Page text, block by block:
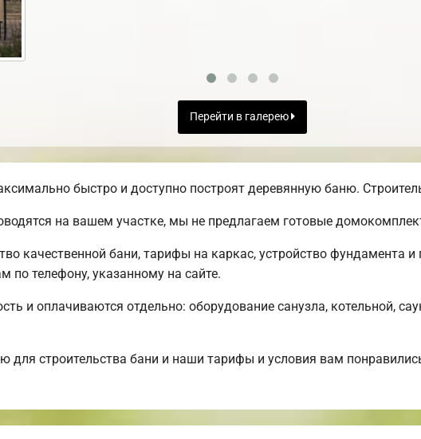
Перейти в галерею
быстро и доступно построят деревянную баню.
на вашем участке, мы не предлагаем готовые
качественной бани, тарифы на каркас, устройство
по телефону, указанному на сайте.
и оплачиваются отдельно: оборудование санузла, котельной,
строительства бани и наши тарифы и условия вам